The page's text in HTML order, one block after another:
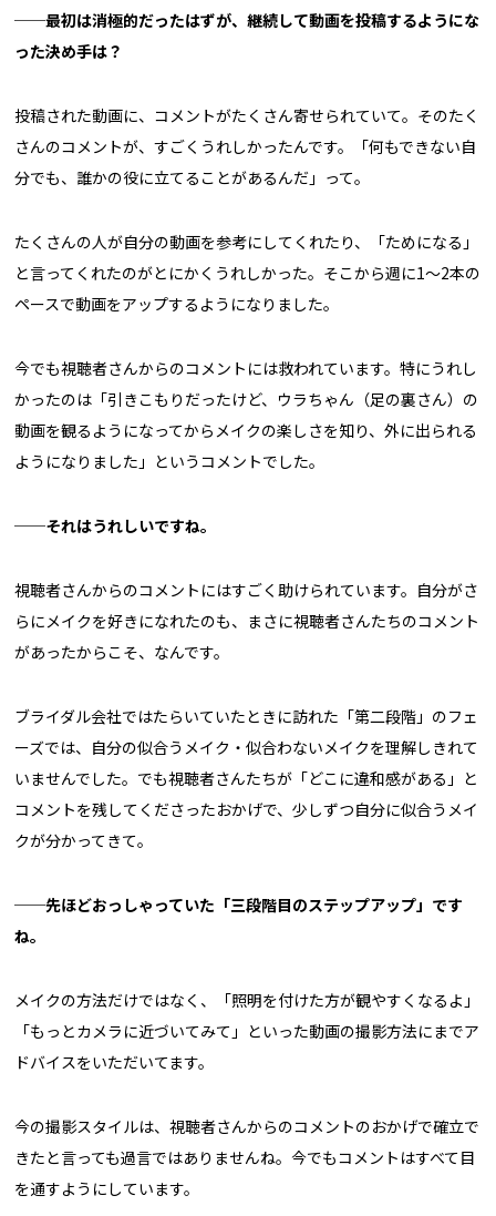
──最初は消極的だったはずが、継続して動画を投稿するようにな
った決め手は？
投稿された動画に、コメントがたくさん寄せられていて。そのたく
さんのコメントが、すごくうれしかったんです。「何もできない自
分でも、誰かの役に立てることがあるんだ」って。
たくさんの人が自分の動画を参考にしてくれたり、「ためになる」
と言ってくれたのがとにかくうれしかった。そこから週に1〜2本の
ペースで動画をアップするようになりました。
今でも視聴者さんからのコメントには救われています。特にうれし
かったのは「引きこもりだったけど、ウラちゃん（足の裏さん）の
動画を観るようになってからメイクの楽しさを知り、外に出られる
ようになりました」というコメントでした。
──それはうれしいですね。
視聴者さんからのコメントにはすごく助けられています。自分がさ
らにメイクを好きになれたのも、まさに視聴者さんたちのコメント
があったからこそ、なんです。
ブライダル会社ではたらいていたときに訪れた「第二段階」のフェ
ーズでは、自分の似合うメイク・似合わないメイクを理解しきれて
いませんでした。でも視聴者さんたちが「どこに違和感がある」と
コメントを残してくださったおかげで、少しずつ自分に似合うメイ
クが分かってきて。
──先ほどおっしゃっていた「三段階目のステップアップ」です
ね。
メイクの方法だけではなく、「照明を付けた方が観やすくなるよ」
「もっとカメラに近づいてみて」といった動画の撮影方法にまでア
ドバイスをいただいてます。
今の撮影スタイルは、視聴者さんからのコメントのおかげで確立で
きたと言っても過言ではありませんね。今でもコメントはすべて目
を通すようにしています。